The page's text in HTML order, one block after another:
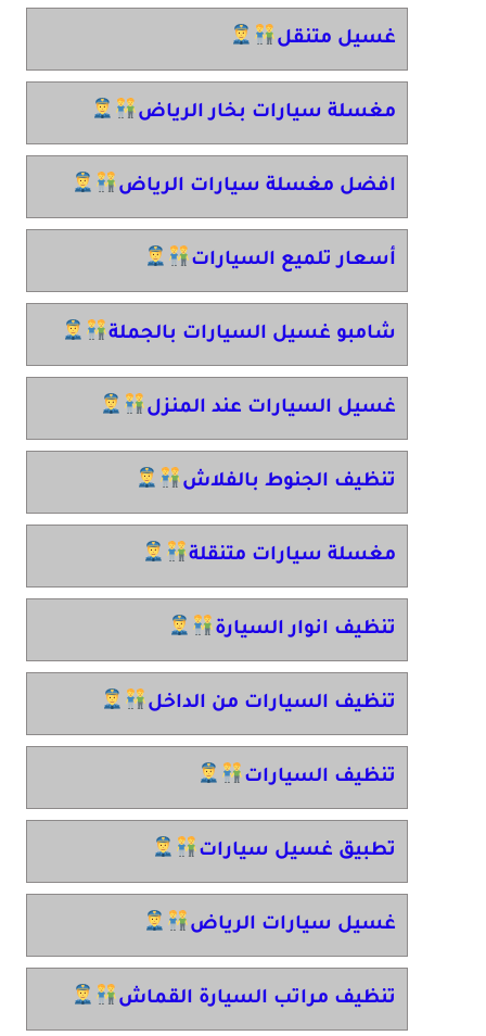
غسيل متنقل
مغسلة سيارات بخار الرياض
افضل مغسلة سيارات الرياض
أسعار تلميع السيارات
شامبو غسيل السيارات بالجملة
غسيل السيارات عند المنزل
تنظيف الجنوط بالفلاش
مغسلة سيارات متنقلة
تنظيف انوار السيارة
تنظيف السيارات من الداخل
تنظيف السيارات
تطبيق غسيل سيارات
غسيل سيارات الرياض
تنظيف مراتب السيارة القماش